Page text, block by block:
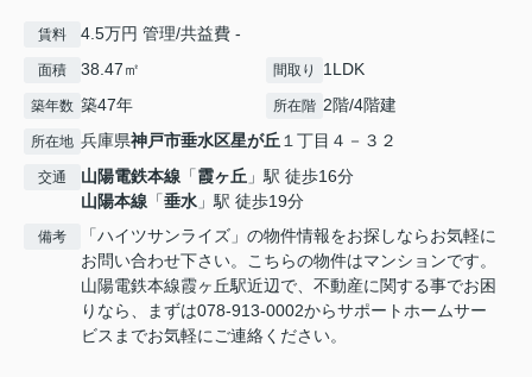
賃料 4.5万円 管理/共益費 -
面積 38.47㎡ 間取り 1LDK
築年数 築47年 所在階 2階/4階建
所在地 兵庫県神戸市垂水区星が丘１丁目４－３２
交通 山陽電鉄本線 「霞ヶ丘 」駅 徒歩16分
山陽本線 「垂水 」駅 徒歩19分
備考
「ハイツサンライズ」の物件情報をお探しならお気軽に
お問い合わせ下さい。こちらの物件はマンションです。
山陽電鉄本線霞ヶ丘駅近辺で、不動産に関する事でお困
りなら、まずは078-913-0002からサポートホームサー
ビスまでお気軽にご連絡ください。